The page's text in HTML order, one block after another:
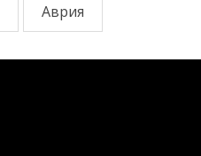
Аврия